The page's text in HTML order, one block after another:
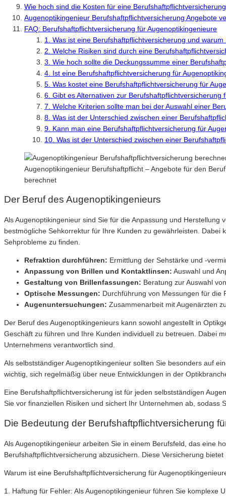
Wie hoch sind die Kosten für eine
Augenoptikingenieur Berufshaftpflichtversicherung Angebote
FAQ: Berufshaftpflichtversicherung für Augenoptikingenieure
1. Was ist eine Berufshaftpflichtversicherung und
2. Welche Risiken sind durch eine
3. Wie hoch sollte die Deckungssumme einer
4. Ist eine Berufshaftpflichtversicherung für
5. Was kostet eine Berufshaftpflichtversicherung für
6. Gibt es Alternativen zur Berufshaftpflichtversicherung
7. Welche Kriterien sollte man bei der Auswahl einer
8. Was ist der Unterschied zwischen einer
9. Kann man eine Berufshaftpflichtversicherung für
10. Was ist der Unterschied zwischen einer
Augenoptikingenieur Berufshaftpflicht – Angebote für den
berechnet
Der Beruf des Augenoptikingenieurs
Als Augenoptikingenieur sind Sie für die Anpassung und
bestmögliche Sehkorrektur für Ihre Kunden zu gewährleisten.
Sehprobleme zu finden.
Refraktion durchführen: Ermittlung der Sehstärke und -
Anpassung von Brillen und Kontaktlinsen: Auswahl und
Gestaltung von Brillenfassungen: Beratung zur Auswahl
Optische Messungen: Durchführung von Messungen für die
Augenuntersuchungen: Zusammenarbeit mit Augenärzten
Der Beruf des Augenoptikingenieurs kann sowohl angestellt in
Geschäft zu führen und Ihre Kunden individuell zu betreuen. Dabei
Unternehmens verantwortlich sind.
Als selbstständiger Augenoptikingenieur sollten Sie besonders auf
wichtig, sich regelmäßig über neue Entwicklungen in der
Eine Berufshaftpflichtversicherung ist für jeden selbstständigen
Sie vor finanziellen Risiken und sichert Ihr Unternehmen ab, sodass
Die Bedeutung der Berufshaftpflichtversicherung
Als Augenoptikingenieur arbeiten Sie in einem Berufsfeld, das eine
Berufshaftpflichtversicherung abzusichern. Diese Versicherung
Warum ist eine Berufshaftpflichtversicherung für
1. Haftung für Fehler: Als Augenoptikingenieur führen Sie komplexe